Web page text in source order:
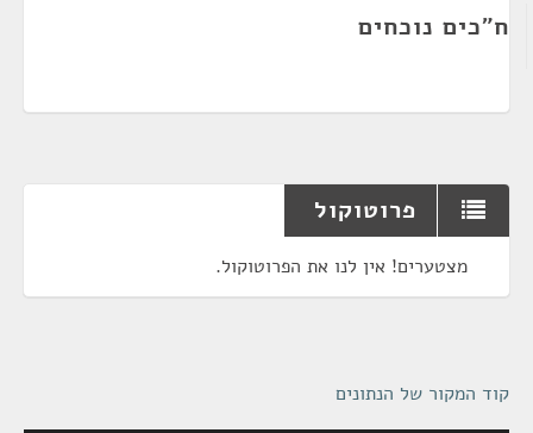
ח"כים נוכחים
פרוטוקול
מצטערים! אין לנו את הפרוטוקול.
קוד המקור של הנתונים